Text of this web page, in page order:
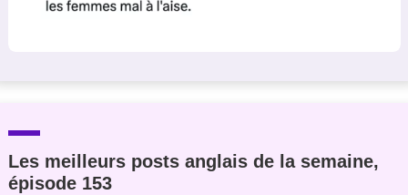
Les meilleurs posts anglais de la semaine,
épisode 153